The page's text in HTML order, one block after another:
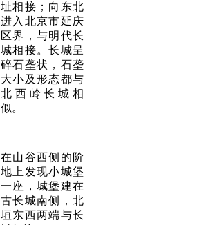
址相接；向东北
进入北京市延庆
区界，与明代长
城相接。长城呈
碎石垄状，石垄
大小及形态都与
北西岭长城相
似。
在山谷西侧的阶
地上发现小城堡
一座，城堡建在
古长城南侧，北
垣东西两端与长